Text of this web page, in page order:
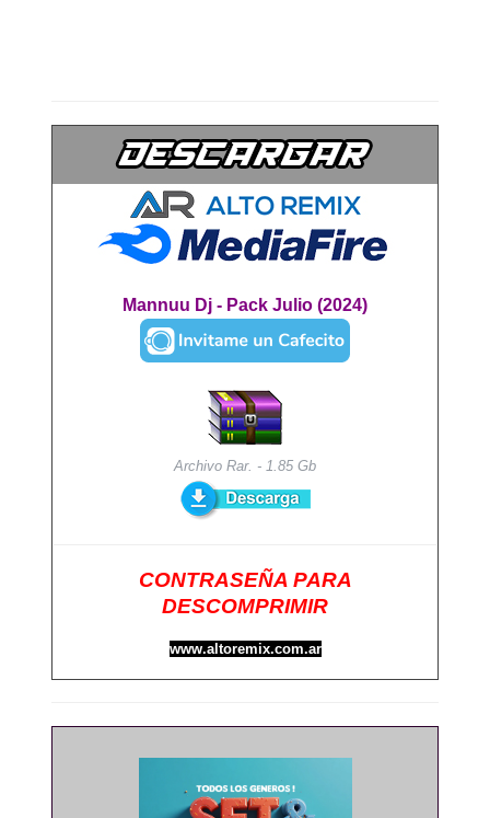
Mannuu Dj - Pack Julio (2024)
Archivo Rar. - 1.85 Gb
CONTRASEÑA PARA
DESCOMPRIMIR
www.altoremix.com.ar